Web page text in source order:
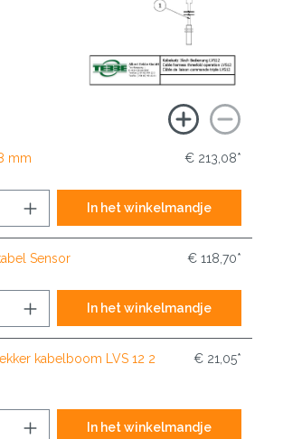
mm € 213,08*
In het winkelmandje
Sensor € 118,70*
In het winkelmandje
kabelboom LVS 12 2
€ 21,05*
In het winkelmandje